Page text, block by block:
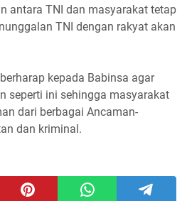
antara TNI dan masyarakat tetap
TNI dengan rakyat akan
kepada Babinsa agar
seperti ini sehingga masyarakat
dari berbagai Ancaman-
dan kriminal.